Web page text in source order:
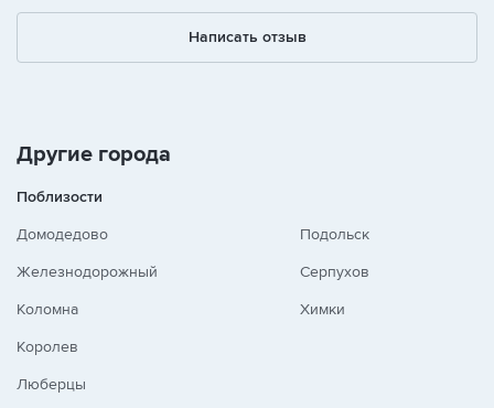
Написать отзыв
Другие города
Поблизости
Домодедово
Железнодорожный
Коломна
Королев
Люберцы
Подольск
Серпухов
Химки